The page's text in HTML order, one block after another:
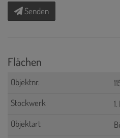
Senden
Flächen